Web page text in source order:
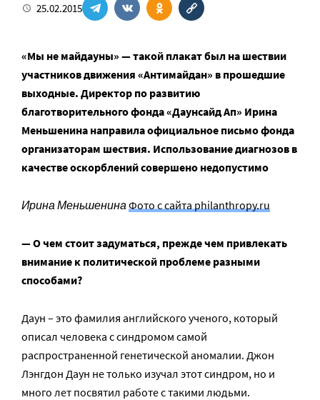
25.02.2015
«Мы не майдауны» — такой плакат был на шествии
участников движения «Антимайдан» в прошедшие
выходные. Директор по развитию
благотворительного фонда «Даунсайд Ап» Ирина
Меньшенина направила официальное письмо фонда
организаторам шествия. Использование диагнозов в
качестве оскорблений совершено недопустимо
Ирина МеньшенинаФото с сайта philanthropy.ru
— О чем стоит задуматься, прежде чем привлекать
внимание к политической проблеме разными
способами?
Даун – это фамилия английского ученого, который
описал человека с синдромом самой
распространенной генетической аномалии. Джон
Лэнгдон Даун не только изучал этот синдром, но и
много лет посвятил работе с такими людьми.